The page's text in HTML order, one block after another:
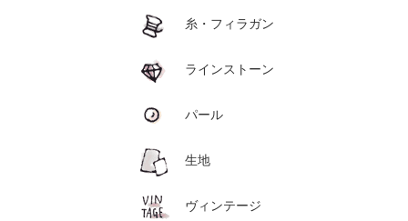
糸・フィラガン
ラインストーン
パール
生地
ヴィンテージ